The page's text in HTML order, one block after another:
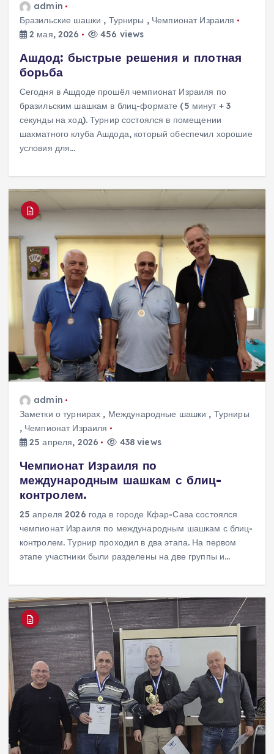
admin
Бразильские шашки , Турниры , Чемпионат Израиля
2 мая, 2026
456 views
Ашдод: быстрые решения и плотная
борьба
Сегодня в Ашдоде прошёл чемпионат Израиля по
бразильским шашкам в блиц-формате (5 минут + 3
секунды на ход). Турнир состоялся в помещении
шахматного клуба Ашдода, который обеспечил хорошие
условия для…
admin
Заметки о турнирах , Международные шашки , Турниры
, Чемпионат Израиля
25 апреля, 2026
438 views
Чемпионат Израиля по
международным шашкам с блиц-
контролем.
25 апреля 2026 года в городе Кфар-Сава состоялся
чемпионат Израиля по международным шашкам с блиц-
контролем. Турнир проходил в два этапа. На первом
этапе участники были разделены на две группы и…